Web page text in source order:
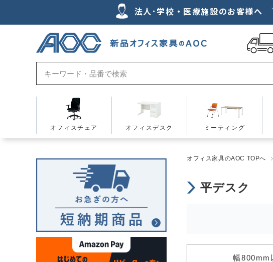
法人･学校・医療施設のお客様へ
オフィスチェア オフィスデスク ミーティング
オフィス家具のAOC TOPへ
平デスク
幅800mm